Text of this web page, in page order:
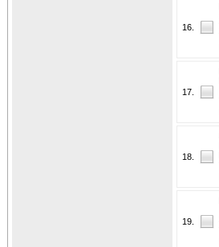
16.
17.
18.
19.